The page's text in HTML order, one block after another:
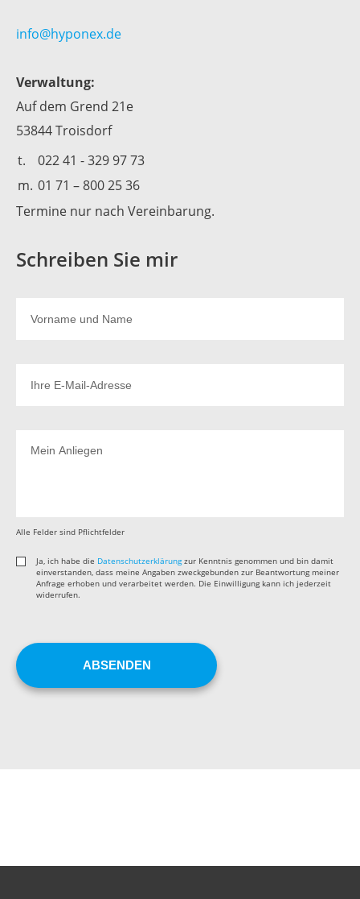
info@hyponex.de
Verwaltung:
Auf dem Grend 21e
53844 Troisdorf
t.
022 41 - 329 97 73
m. 01 71 – 800 25 36
Termine nur nach Vereinbarung.
Schreiben Sie mir
Alle Felder sind Pflichtfelder
Ja, ich habe die Datenschutzerklärungzur Kenntnis genommen und bin damit
einverstanden, dass meine Angaben zweckgebunden zur Beantwortung meiner
Anfrage erhoben und verarbeitet werden. Die Einwilligung kann ich jederzeit
widerrufen.